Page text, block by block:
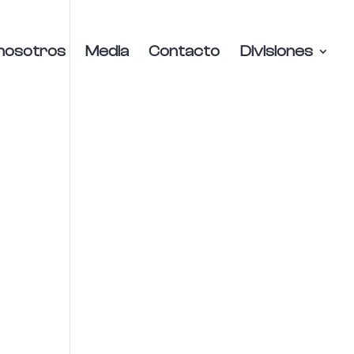
Media Contacto Divisiones